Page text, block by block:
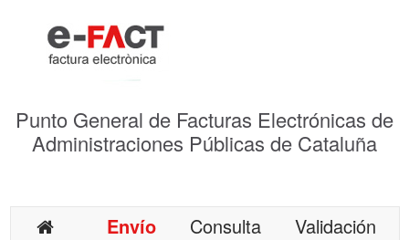
Punto General de Facturas Electrónicas de
Administraciones Públicas de Cataluña
Envío Consulta
Validación